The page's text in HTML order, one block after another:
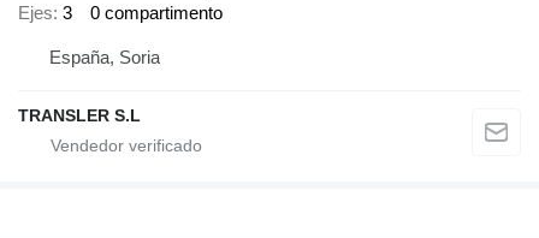
Ejes 3 0 compartimento
España, Soria
TRANSLER S.L